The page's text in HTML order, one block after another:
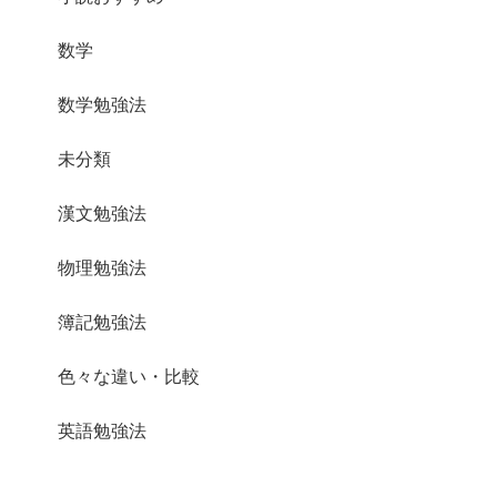
数学
数学勉強法
未分類
漢文勉強法
物理勉強法
簿記勉強法
色々な違い・比較
英語勉強法